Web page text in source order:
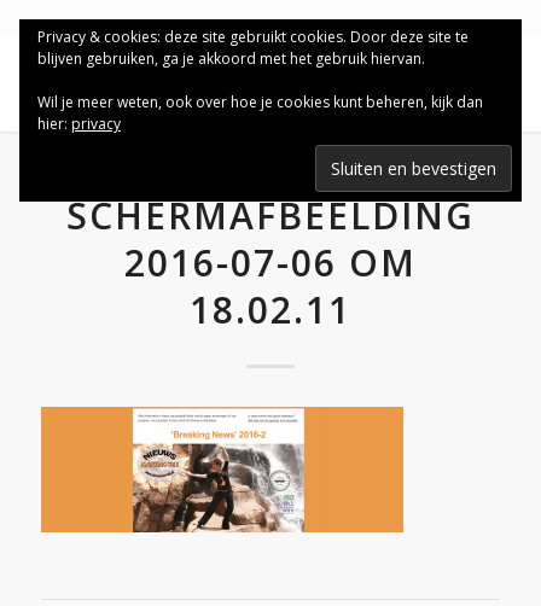
SCHERMAFBEELDING
2016-07-06 OM
18.02.11
Privacy & cookies: deze site gebruikt cookies. Door deze site te
blijven gebruiken, ga je akkoord met het gebruik hiervan.
Wil je meer weten, ook over hoe je cookies kunt beheren, kijk dan
hier: privacy